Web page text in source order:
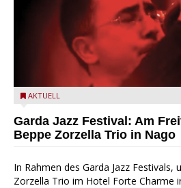
Beppe Zorzella Trio zu Gast beim
AKTUELL
Garda Jazz Festival: Am
Beppe Zorzella Trio in Nago
In Rahmen des Garda Jazz Festivals,
Zorzella Trio im Hotel Forte Charme